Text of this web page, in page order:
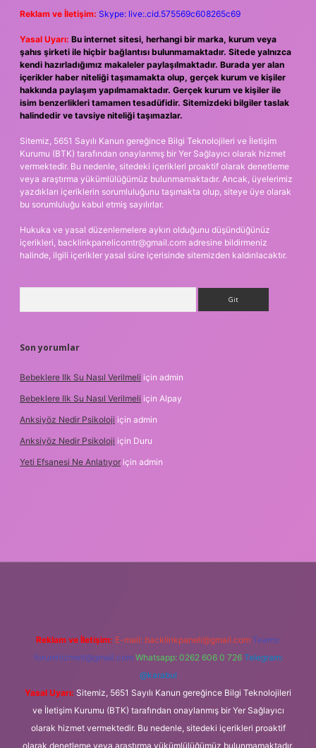
Reklam ve İletişim: Skype: live:.cid.575569c608265c69
Yasal Uyarı: Bu internet sitesi, herhangi bir marka, kurum veya
şahıs şirketi ile hiçbir bağlantısı bulunmamaktadır. Sitede yalnızca
kendi hazırladığımız makaleler paylaşılmaktadır. Burada yer alan
içerikler haber niteliği taşımamakta olup, gerçek kurum ve kişiler
hakkında paylaşım yapılmamaktadır. Gerçek kurum ve kişiler ile
isim benzerlikleri tamamen tesadüfidir. Sitemizdeki bilgiler taslak
halindedir ve tavsiye niteliği taşımazlar.
Sitemiz, 5651 Sayılı Kanun gereğince Bilgi Teknolojileri ve İletişim
Kurumu (BTK) tarafından onaylanmış bir Yer Sağlayıcı olarak hizmet
vermektedir. Bu nedenle, sitedeki içerikleri proaktif olarak denetleme
veya araştırma yükümlülüğümüz bulunmamaktadır. Ancak, üyelerimiz
yazdıkları içeriklerin sorumluluğunu taşımakta olup, siteye üye olarak
bu sorumluluğu kabul etmiş sayılırlar.
Hukuka ve yasal düzenlemelere aykırı olduğunu düşündüğünüz
içerikleri, backlinkpanelicomtr@gmail.com adresine bildirmeniz
halinde, ilgili içerikler yasal süre içerisinde sitemizden kaldırılacaktır.
Son yorumlar
Bebeklere Ilk Su Nasıl Verilmeli için admin
Bebeklere Ilk Su Nasıl Verilmeli için Alpay
Anksiyöz Nedir Psikoloji için admin
Anksiyöz Nedir Psikoloji için Duru
Yeti Efsanesi Ne Anlatıyor için admin
Reklam ve İletişim: E-mail: backlinkpaneli@gmail.com Teams:
forumhizmeti@gmail.com Whatsapp: 0262 606 0 726 Telegram:
@karabul
Yasal Uyarı: Sitemiz, 5651 Sayılı Kanun gereğince Bilgi Teknolojileri
ve İletişim Kurumu (BTK) tarafından onaylanmış bir Yer Sağlayıcı
olarak hizmet vermektedir. Bu nedenle, sitedeki içerikleri proaktif
olarak denetleme veya araştırma yükümlülüğümüz bulunmamaktadır.